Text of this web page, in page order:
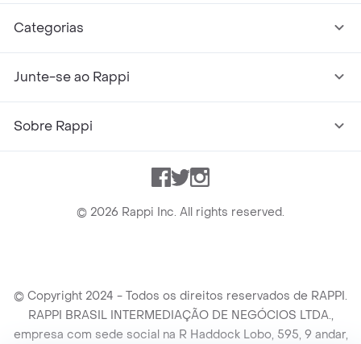
Categorias
Junte-se ao Rappi
Sobre Rappi
Facebook
TwitterInstagram
© 2026 Rappi Inc. All rights reserved.
© Copyright 2024 - Todos os direitos reservados de RAPPI.
RAPPI BRASIL INTERMEDIAÇÃO DE NEGÓCIOS LTDA.,
empresa com sede social na R Haddock Lobo, 595, 9 andar,